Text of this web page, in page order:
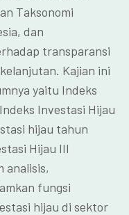
Taksonomi
dan
transparansi
Kajian ini
yaitu Indeks
Investasi Hijau
hijau tahun
Hijau III
analisis,
fungsi
hijau di sektor